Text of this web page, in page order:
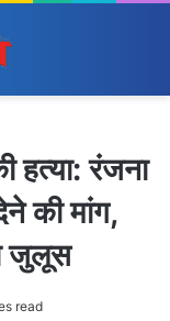
हत्या: रंजना
की मांग,
जुलूस
read